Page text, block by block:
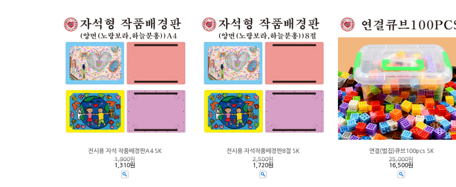
전시용 자석 작품배경판A4 SK
1,900원
1,310원
전시용 자석작품배경판8절 SK
2,500원
1,720원
연결(벌집)큐브100pcs SK
25,000원
16,500원